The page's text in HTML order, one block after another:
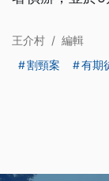
王介村 / 編輯
割頸案
有期